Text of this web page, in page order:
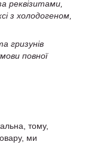
реквізитами,
з холодогеном,
гризунів
повної
тому,
ми